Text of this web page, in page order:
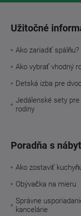
Užitočné
Ako zariadiť spálňu?
Ako vybrať vhodný
Detská izba pre
Jedálenské sety pre
rodiny
Poradňa s
Ako zostaviť
Obývačka na mieru
Správne
kancelárie